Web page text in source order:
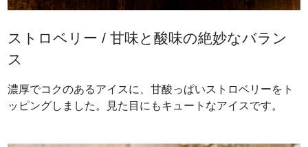
ストロベリー / 甘味と酸味の絶妙なバラン
ス
濃厚でコクのあるアイスに、甘酸っぱいストロベリーをト
ッピングしました。見た目にもキュートなアイスです。